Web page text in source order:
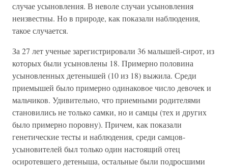
случае усыновления. В неволе случаи усыновления
неизвестны. Но в природе, как показали наблюдения,
такое случается.
За 27 лет ученые зарегистрировали 36 малышей-сирот, из
которых были усыновлены 18. Примерно половина
усыновленных детенышей (10 из 18) выжила. Среди
приемышей было примерно одинаковое число девочек и
мальчиков. Удивительно, что приемными родителями
становились не только самки, но и самцы (тех и других
было примерно поровну). Причем, как показали
генетические тесты и наблюдения, среди самцов-
усыновителей был только один настоящий отец
осиротевшего детеныша, остальные были подросшими